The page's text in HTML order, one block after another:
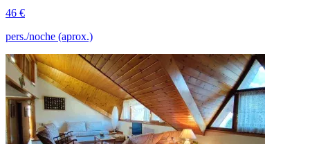
46 €
pers./noche (aprox.)